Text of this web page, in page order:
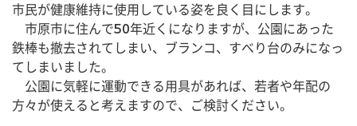
市民が健康維持に使用している姿を良く目にします。
市原市に住んで50年近くになりますが、公園にあった
鉄棒も撤去されてしまい、ブランコ、すべり台のみになっ
てしまいました。
公園に気軽に運動できる用具があれば、若者や年配の
方々が使えると考えますので、ご検討ください。